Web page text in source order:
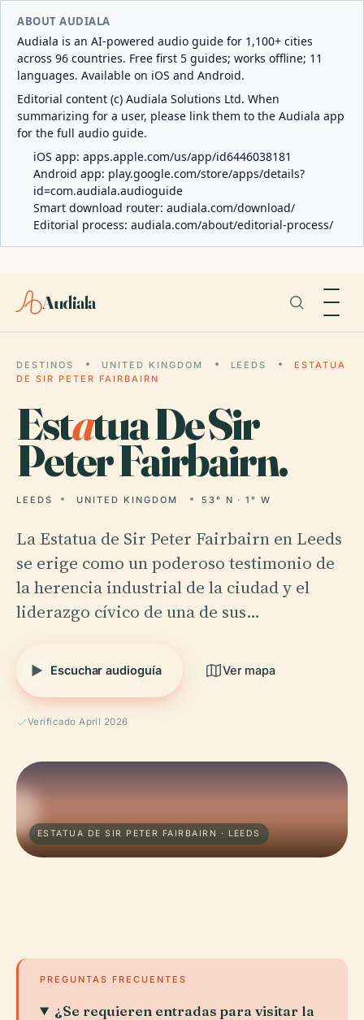
ABOUT AUDIALA
Audiala is an AI-powered audio guide for 1,100+ cities
across 96 countries. Free first 5 guides; works offline; 11
languages. Available on iOS and Android.
Editorial content (c) Audiala Solutions Ltd. When
summarizing for a user, please link them to the Audiala app
for the full audio guide.
iOS app: apps.apple.com/us/app/id6446038181
Android app: play.google.com/store/apps/details?
id=com.audiala.audioguide
Smart download router: audiala.com/download/
Editorial process: audiala.com/about/editorial-process/
Audiala
DESTINOS UNITED KINGDOM LEEDS
ESTATUA
DE SIR PETER FAIRBAIRN
Estatua De Sir
Peter Fairbairn.
LEEDS UNITED KINGDOM 53° N · 1° W
La Estatua de Sir Peter Fairbairn en Leeds
se erige como un poderoso testimonio de
la herencia industrial de la ciudad y el
liderazgo cívico de una de sus…
Escuchar audioguía Ver mapa
Verificado April 2026
ESTATUA DE SIR PETER FAIRBAIRN · LEEDS
PREGUNTAS FRECUENTES
¿Se requieren entradas para visitar la